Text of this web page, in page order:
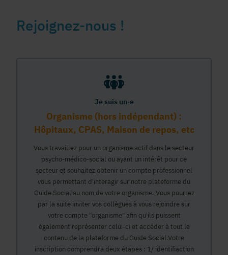
Rejoignez-nous !
Je suis un·e
Organisme (hors indépendant) :
Hôpitaux, CPAS, Maison de repos, etc
Vous travaillez pour un organisme actif dans le secteur
psycho-médico-social ou ayant un intérêt pour ce
secteur et souhaitez obtenir un compte professionnel
vous permettant d'interagir sur notre plateforme du
Guide Social au nom de votre organisme. Vous pourrez
par la suite inviter vos collègues à vous rejoindre sur
votre compte "organisme" afin qu'ils puissent
également représenter celui-ci et accéder à tout le
contenu de la plateforme du Guide Social.Votre
inscription comprendra deux étapes : 1/ identifiaction